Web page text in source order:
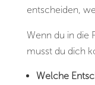
entscheiden,
Wenn du in die
musst du dich
Welche